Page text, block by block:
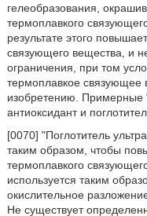
гелеобразования,
термоплавкого
результате этого
связующего вещества, и
ограничения, при том
термоплавкое связующее
изобретению. Примерные
антиоксидант и
[0070] "Поглотитель
таким образом, чтобы
термоплавкого
используется таким
окислительное
Не существует